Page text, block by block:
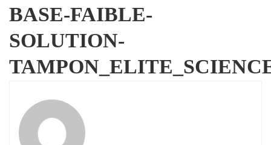
BASE-FAIBLE-
SOLUTION-